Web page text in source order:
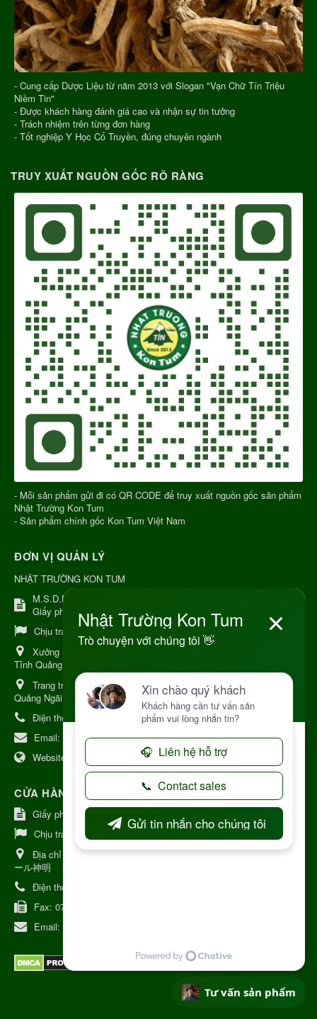
- Cung cấp Dược Liệu từ năm 2013 với Slogan "Vạn Chữ Tín Triệu
Niềm Tin"
- Được khách hàng đánh giá cao và nhận sự tin tưởng
- Trách nhiệm trên từng đơn hàng
- Tốt nghiệp Y Học Cổ Truyền, đúng chuyên ngành
TRUY XUẤT NGUỒN GỐC RÕ RÀNG
- Mỗi sản phẩm gửi đi có QR CODE để truy xuất nguồn gốc sản phẩm
Nhật Trường Kon Tum
- Sản phẩm chính gốc Kon Tum Việt Nam
ĐƠN VỊ QUẢN LÝ
NHẬT TRƯỜNG KON TUM
M.S.D.N: 8344254367, Cấp tại Kon Tum.
Giấy phép số: Số 38A.8009409/HKD
Chịu trách nhiệm:Chủ cơ sở Nguyễn Nhật Trường
Xưởng sản xuất:
34 Lý Thường Kiệt, Tổ 6, Phường Kon Tum,
Tỉnh Quảng Ngải
Trang trại Dược Liệu Hữu Cơ:
Khu 37 Hộ Xã Măng Đen Tỉnh
Quảng Ngãi
Điện thoại:
+84 906968923
Email:
kinhdoanh@nhattruongkontum.com
Website:
https://www.nhattruongkontum.com
CỬA HÀNG GIỚI THIỆU TẠI NHẬT BẢN
Giấy phép số: 080-9475-1379
Chịu trách nhiệm:
MR THƯƠNG
Địa chỉ Nhật Bản:日本 愛知県刈谷市神明町6丁目308番地 ファミ
ール神明
Điện thoại:
Fax: 070-9178-7979
Email:
Tư vấn sản phẩm